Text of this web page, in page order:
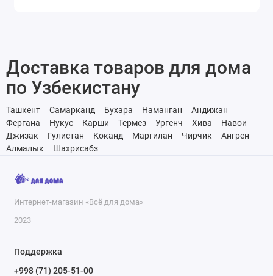
Доставка товаров для дома
по Узбекистану
Ташкент Самарканд Бухара Наманган
Андижан
Фергана
Нукус Карши Термез Ургенч Хива
Навои
Джизак
Гулистан Коканд Маргилан Чирчик
Ангрен
Алмалык
Шахрисабз
Интернет-магазин «Всё для дома»
2023
Поддержка
+998 (71) 205-51-00